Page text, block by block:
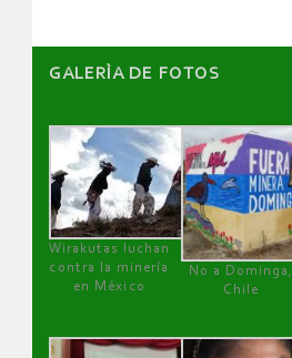
GALERÌA DE FOTOS
Wirakutas luchan
contra la minería
en México
No a Dominga,
Chile